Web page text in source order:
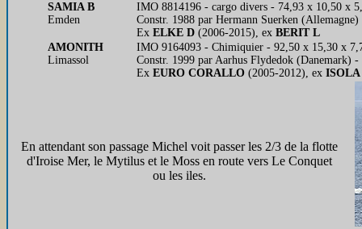
SAMIA B
Emden
IMO 8814196 - cargo divers - 74,93 x 10,50 x
Constr. 1988 par Hermann Suerken
Ex ELKE D (2006-2015), ex BERIT L
AMONITH
Limassol
IMO 9164093 - Chimiquier - 92,50 x 15,30 x
Constr. 1999 par Aarhus Flydedok (Danemark)
Ex EURO CORALLO (2005-2012), ex
En attendant son passage Michel voit passer les 2/3 de la flotte
d'Iroise Mer, le Mytilus et le Moss en route vers Le Conquet
ou les iles.